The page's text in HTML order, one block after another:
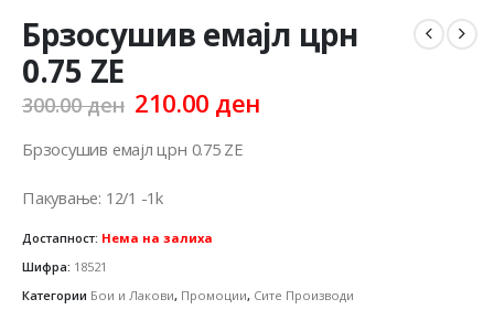
Брзосушив емајл црн
0.75 ZE
300.00ден Original
was:
210.00 денCurrent
Брзосушив емајл црн 0.75 ZE
Пакување: 12/1 -1k
Достапност: Нема на залиха
Шифра: 18521
Категории Бои и Лакови, Промоции, Сите Производи